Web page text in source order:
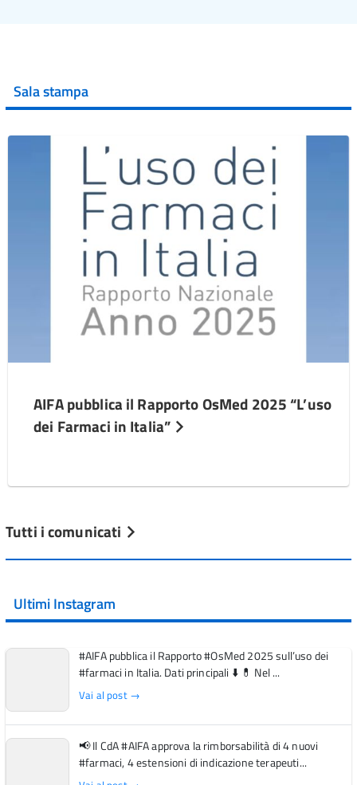
Sala stampa
AIFA pubblica il Rapporto OsMed 2025 “L’uso
dei Farmaci in Italia”
Tutti i comunicati
Ultimi Instagram
#AIFA pubblica il Rapporto #OsMed 2025 sull’uso dei
#farmaci in Italia. Dati principali ⬇️ 💊 Nel ...
Vai al post →
📢 Il CdA #AIFA approva la rimborsabilità di 4 nuovi
#farmaci, 4 estensioni di indicazione terapeuti...